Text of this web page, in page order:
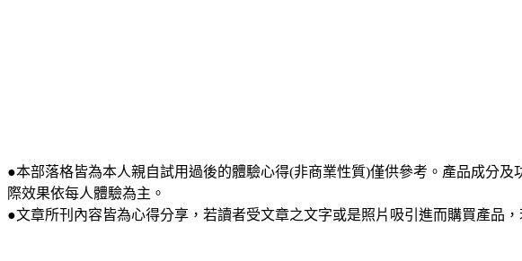
●本部落格皆為本人親自試用過後的體驗心得(非商業性質)僅供參考。產品成分
際效果依每人體驗為主。
●文章所刊內容皆為心得分享，若讀者受文章之文字或是照片吸引進而購買產品